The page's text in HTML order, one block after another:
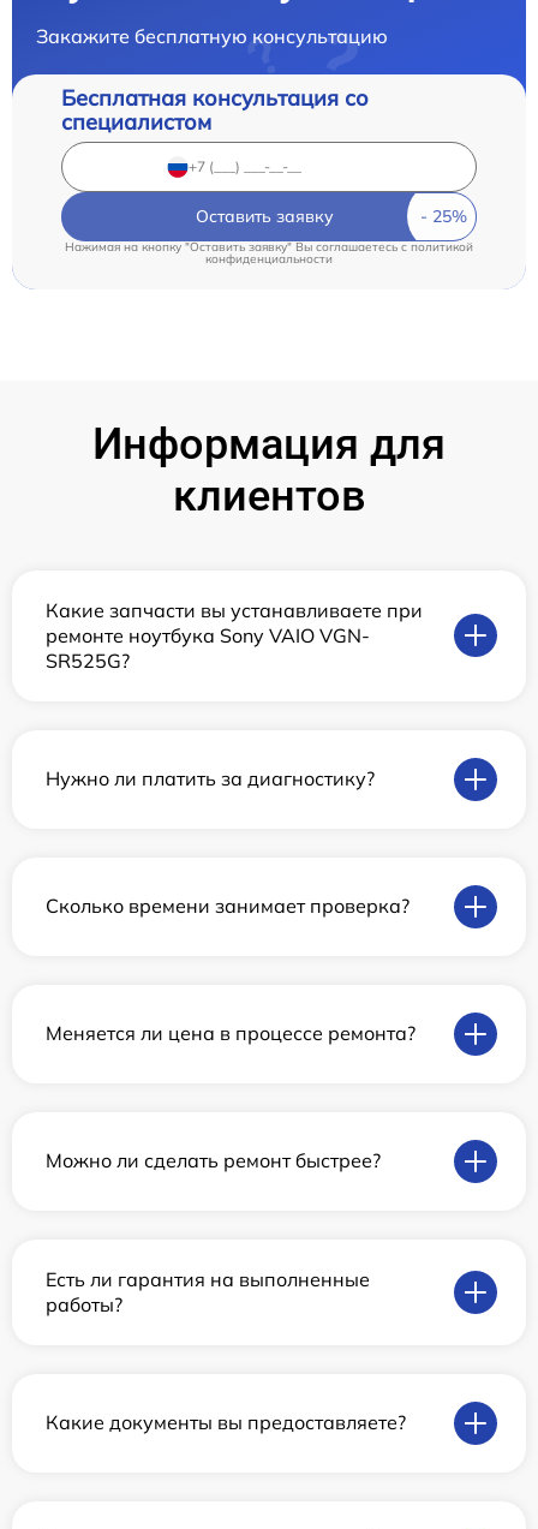
Закажите бесплатную консультацию
Бесплатная консультация со
специалистом
Оставить заявку
Нажимая на кнопку "Оставить заявку" Вы соглашаетесь cполитикой
конфиденциальности
Информация для
клиентов
Какие запчасти вы устанавливаете при
ремонте ноутбука Sony VAIO VGN-
SR525G?
Нужно ли платить за диагностику?
Сколько времени занимает проверка?
Меняется ли цена в процессе ремонта?
Можно ли сделать ремонт быстрее?
Есть ли гарантия на выполненные
работы?
Какие документы вы предоставляете?